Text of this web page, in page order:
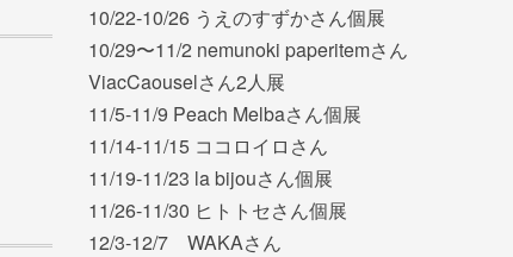
10/22-10/26 うえのすずかさん個展
10/29〜11/2 nemunoki paperitemさん
ViacCaouselさん2人展
11/5-11/9 Peach Melbaさん個展
11/14-11/15 ココロイロさん
11/19-11/23 la bijouさん個展
11/26-11/30 ヒトトセさん個展
12/3-12/7 WAKAさん